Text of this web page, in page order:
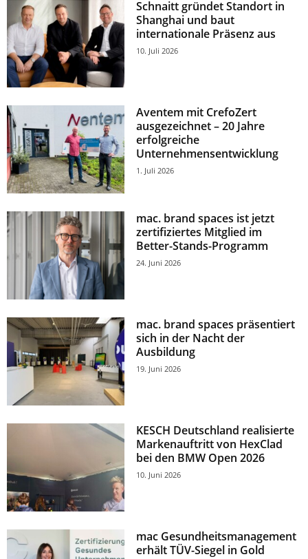
Schnaitt gründet Standort in
Shanghai und baut
internationale Präsenz aus
10. Juli 2026
Aventem mit CrefoZert
ausgezeichnet – 20 Jahre
erfolgreiche
Unternehmensentwicklung
1. Juli 2026
mac. brand spaces ist jetzt
zertifiziertes Mitglied im
Better-Stands-Programm
24. Juni 2026
mac. brand spaces präsentiert
sich in der Nacht der
Ausbildung
19. Juni 2026
KESCH Deutschland realisierte
Markenauftritt von HexClad
bei den BMW Open 2026
10. Juni 2026
mac Gesundheitsmanagement
erhält TÜV-Siegel in Gold